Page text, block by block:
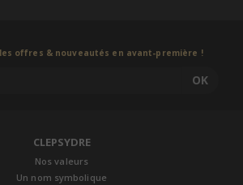
offres & nouveautés en avant-première !
OK
CLEPSYDRE
Nos valeurs
Un nom symbolique